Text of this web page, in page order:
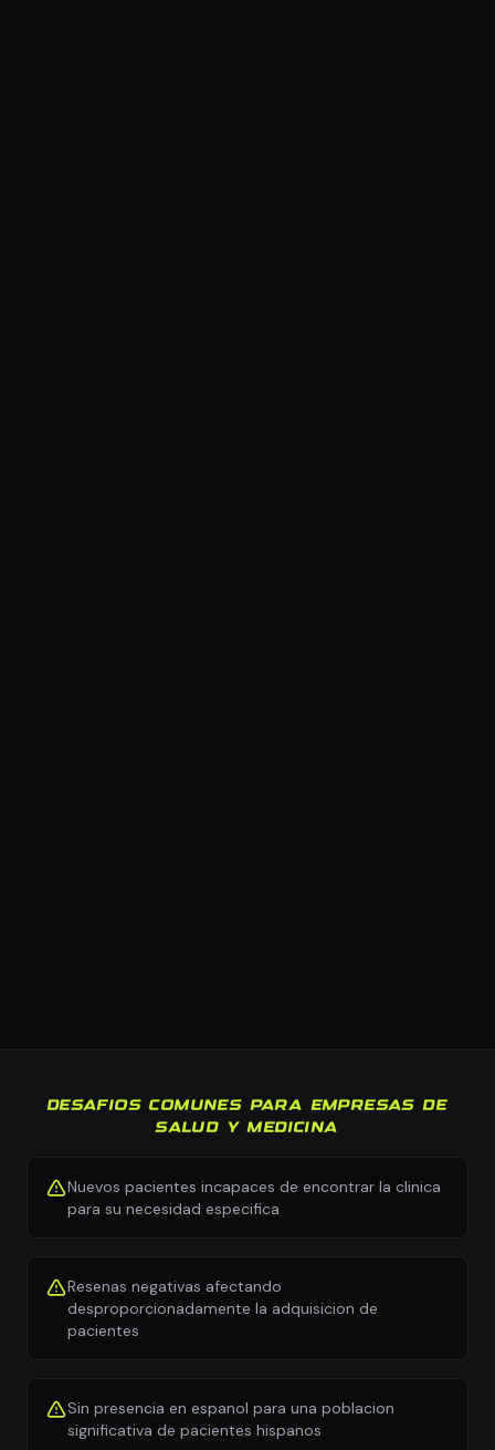
DESAFIOS COMUNES PARA EMPRESAS DE
SALUD Y MEDICINA
Nuevos pacientes incapaces de encontrar la clinica
para su necesidad especifica
Resenas negativas afectando
desproporcionadamente la adquisicion de
pacientes
Sin presencia en espanol para una poblacion
significativa de pacientes hispanos